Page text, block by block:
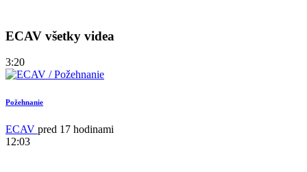
ECAV všetky videa
3:20
Požehnanie
ECAV pred 17 hodinami
12:03